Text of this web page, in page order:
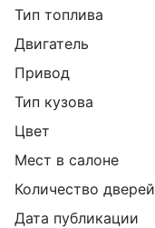
Тип топлива
Двигатель
Привод
Тип кузова
Цвет
Мест в салоне
Количество дверей
Дата публикации